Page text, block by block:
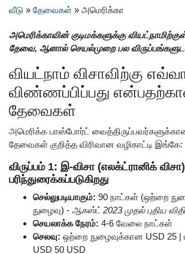
வீடு » தேவைகள் » அமெரிக்கா
அமெரிக்காவின் குடிமக்களுக்கு
தேவை, ஆனால் செயல்முறை பல
வியட்நாம் விசாவிற்கு
விண்ணப்பிப்பது
தேவைகள்
அமெரிக்க பாஸ்போர்ட்
தேவைகள் குறித்த விரிவான வழிகாட்டி இங்கே:
விருப்பம் 1: இ-விசா (எலக்ட்ரானிக்
பரிந்துரைக்கப்படுகிறது
செல்லுபடியாகும்: 90 நாட்கள் (ஒற்றை
நுழைவு) - ஆகஸ்ட் 2023 முதல் புதிய விதி
செயலாக்க நேரம்: 4-6 வேலை நாட்கள்
செலவு: ஒற்றை நுழைவுக்கான USD 25 |
USD 50 USD